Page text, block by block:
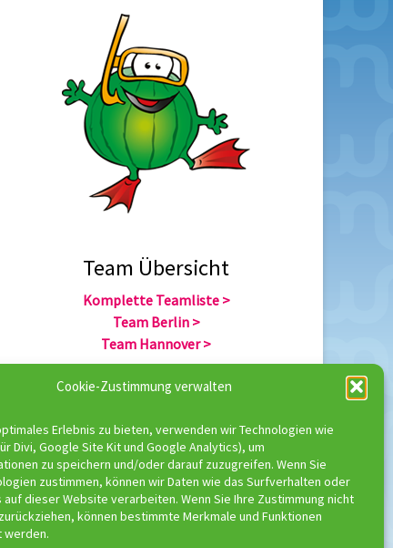
Cookie-Zustimmung verwalten
Erlebnis zu bieten, verwenden wir Technologien wie
Divi, Google Site Kit und Google Analytics), um
zu speichern und/oder darauf zuzugreifen. Wenn Sie
zustimmen, können wir Daten wie das Surfverhalten oder
auf dieser Website verarbeiten. Wenn Sie Ihre Zustimmung nicht
können bestimmte Merkmale und Funktionen
Team Übersicht
Komplette Teamliste >
Team Berlin >
Team Hannover >
Komplette Trainerliste >
Trainer Berlin >
Trainer Hannover >